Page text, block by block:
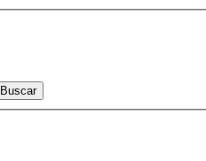
Buscar